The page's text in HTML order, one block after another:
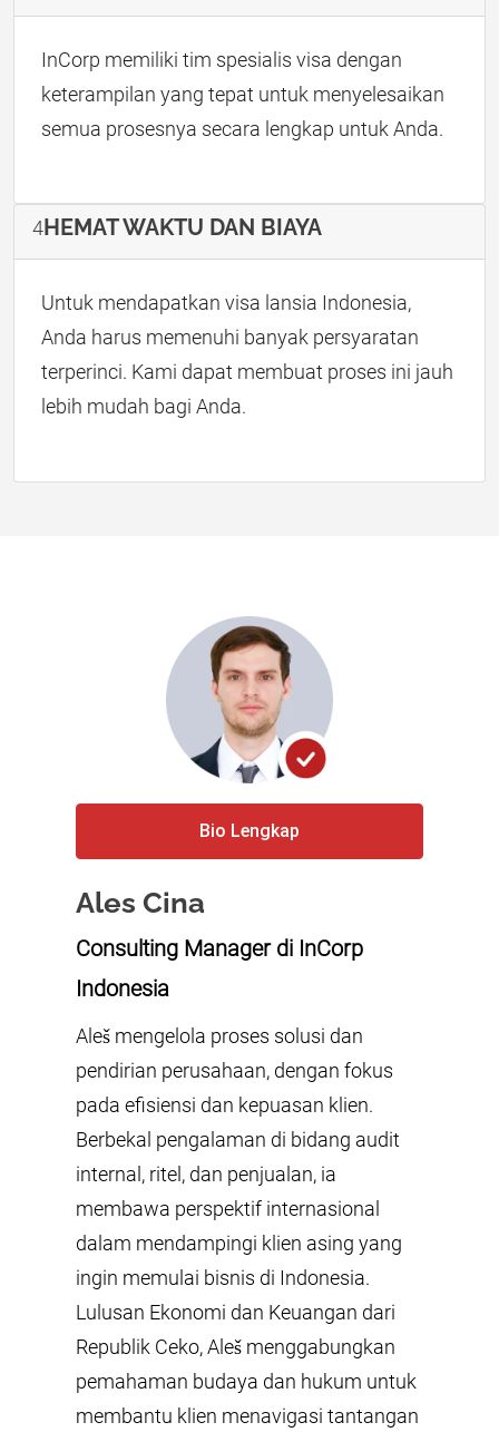
InCorp memiliki tim spesialis visa dengan
keterampilan yang tepat untuk menyelesaikan
semua prosesnya secara lengkap untuk Anda.
4 HEMAT WAKTU DAN BIAYA
Untuk mendapatkan visa lansia Indonesia,
Anda harus memenuhi banyak persyaratan
terperinci. Kami dapat membuat proses ini jauh
lebih mudah bagi Anda.
Bio Lengkap
Ales Cina
Consulting Manager di InCorp
Indonesia
Aleš mengelola proses solusi dan
pendirian perusahaan, dengan fokus
pada efisiensi dan kepuasan klien.
Berbekal pengalaman di bidang audit
internal, ritel, dan penjualan, ia
membawa perspektif internasional
dalam mendampingi klien asing yang
ingin memulai bisnis di Indonesia.
Lulusan Ekonomi dan Keuangan dari
Republik Ceko, Aleš menggabungkan
pemahaman budaya dan hukum untuk
membantu klien menavigasi tantangan